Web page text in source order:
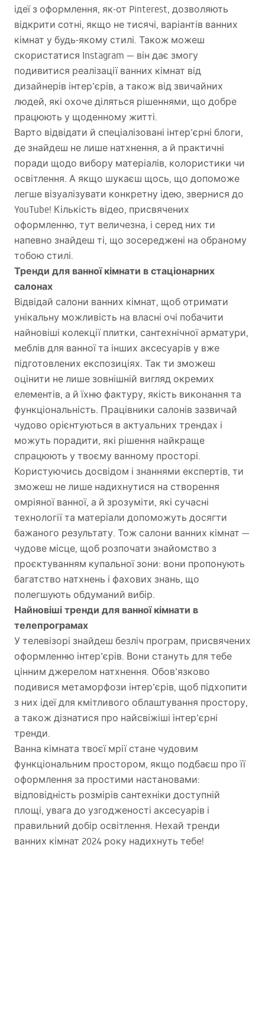
ідеї з оформлення, як‑от Pinterest, дозволяють
відкрити сотні, якщо не тисячі, варіантів ванних
кімнат у будь‑якому стилі. Також можеш
скористатися Instagram — він дає змогу
подивитися реалізації ванних кімнат від
дизайнерів інтер’єрів, а також від звичайних
людей, які охоче діляться рішеннями, що добре
працюють у щоденному житті.
Варто відвідати й спеціалізовані інтер’єрні блоги,
де знайдеш не лише натхнення, а й практичні
поради щодо вибору матеріалів, колористики чи
освітлення. А якщо шукаєш щось, що допоможе
легше візуалізувати конкретну ідею, звернися до
YouTube! Кількість відео, присвячених
оформленню, тут величезна, і серед них ти
напевно знайдеш ті, що зосереджені на обраному
тобою стилі.
Тренди для ванної кімнати в стаціонарних
салонах
Відвідай салони ванних кімнат, щоб отримати
унікальну можливість на власні очі побачити
найновіші колекції плитки, сантехнічної арматури,
меблів для ванної та інших аксесуарів у вже
підготовлених експозиціях. Так ти зможеш
оцінити не лише зовнішній вигляд окремих
елементів, а й їхню фактуру, якість виконання та
функціональність. Працівники салонів зазвичай
чудово орієнтуються в актуальних трендах і
можуть порадити, які рішення найкраще
спрацюють у твоєму ванному просторі.
Користуючись досвідом і знаннями експертів, ти
зможеш не лише надихнутися на створення
омріяної ванної, а й зрозуміти, які сучасні
технології та матеріали допоможуть досягти
бажаного результату. Тож салони ванних кімнат —
чудове місце, щоб розпочати знайомство з
проєктуванням купальної зони: вони пропонують
багатство натхнень і фахових знань, що
полегшують обдуманий вибір.
Найновіші тренди для ванної кімнати в
телепрограмах
У телевізорі знайдеш безліч програм, присвячених
оформленню інтер’єрів. Вони стануть для тебе
цінним джерелом натхнення. Обов’язково
подивися метаморфози інтер’єрів, щоб підхопити
з них ідеї для кмітливого облаштування простору,
а також дізнатися про найсвіжіші інтер’єрні
тренди.
Ванна кімната твоєї мрії стане чудовим
функціональним простором, якщо подбаєш про її
оформлення за простими настановами:
відповідність розмірів сантехніки доступній
площі, увага до узгодженості аксесуарів і
правильний добір освітлення. Нехай тренди
ванних кімнат 2024 року надихнуть тебе!